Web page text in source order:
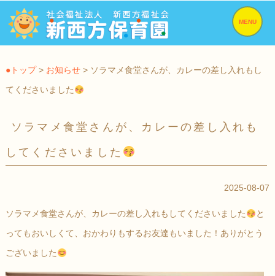
MENU
●トップ> お知らせ> ソラマメ食堂さんが、カレーの差し入れもし
てくださいました
ソラマメ食堂さんが、カレーの差し入れも
してくださいました
2025-08-07
ソラマメ食堂さんが、カレーの差し入れもしてくださいました
と
ってもおいしくて、おかわりもするお友達もいました！ありがとう
ございました